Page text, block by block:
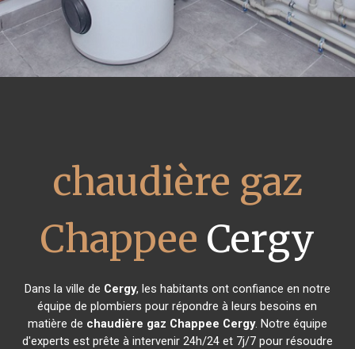
chaudière gaz
Chappee Cergy
Dans la ville de Cergy, les habitants ont confiance en notre
équipe de plombiers pour répondre à leurs besoins en
matière de chaudière gaz Chappee Cergy. Notre équipe
d'experts est prête à intervenir 24h/24 et 7j/7 pour résoudre